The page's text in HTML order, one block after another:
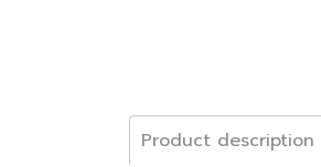
Product description